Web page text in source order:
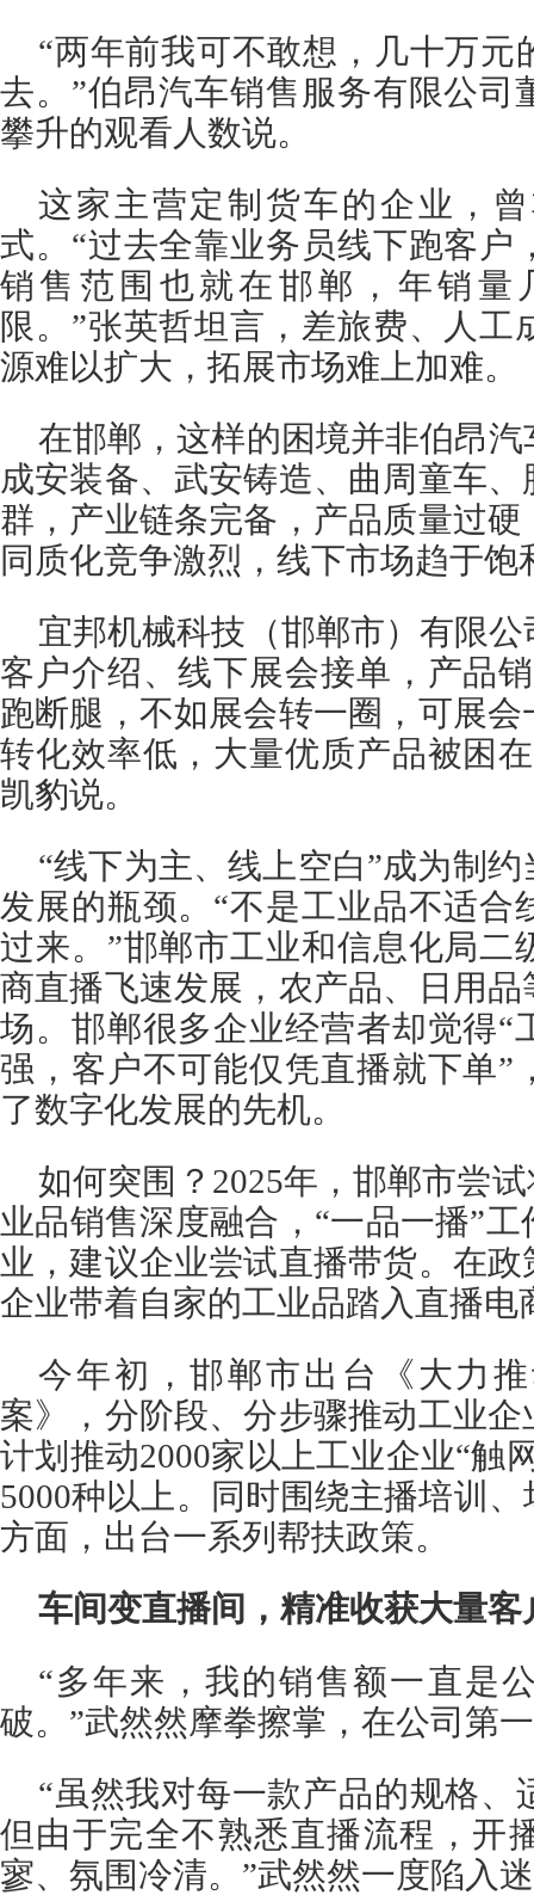
“两年前我可不敢想，几十万元
去。”伯昂汽车销售服务有限公司
攀升的观看人数说。
这家主营定制货车的企业，
式。“过去全靠业务员线下跑客户
销售范围也就在邯郸，年销量
限。”张英哲坦言，差旅费、人工
源难以扩大，拓展市场难上加难。
在邯郸，这样的困境并非伯昂
成安装备、武安铸造、曲周童车
群，产业链条完备，产品质量过
同质化竞争激烈，线下市场趋于饱
宜邦机械科技（邯郸市）有限
客户介绍、线下展会接单，产品
跑断腿，不如展会转一圈，可展
转化效率低，大量优质产品被困
凯豹说。
“线下为主、线上空白”成为制
发展的瓶颈。“不是工业品不适合
过来。”邯郸市工业和信息化局二
商直播飞速发展，农产品、日用
场。邯郸很多企业经营者却觉得“
强，客户不可能仅凭直播就下单”
了数字化发展的先机。
如何突围？2025年，邯郸市尝
业品销售深度融合，“一品一播”
业，建议企业尝试直播带货。在
企业带着自家的工业品踏入直播电
今年初，邯郸市出台《大力
案》，分阶段、分步骤推动工业
计划推动2000家以上工业企业“触
5000种以上。同时围绕主播培训
方面，出台一系列帮扶政策。
车间变直播间，精准收获大量客
“多年来，我的销售额一直是
破。”武然然摩拳擦掌，在公司第
“虽然我对每一款产品的规格、
但由于完全不熟悉直播流程，开
寥、氛围冷清。”武然然一度陷入